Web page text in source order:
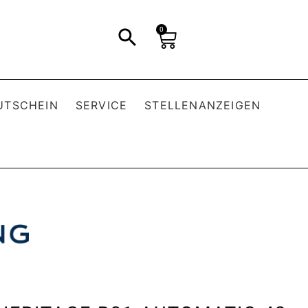
0
SERVICE STELLENANZEIGEN